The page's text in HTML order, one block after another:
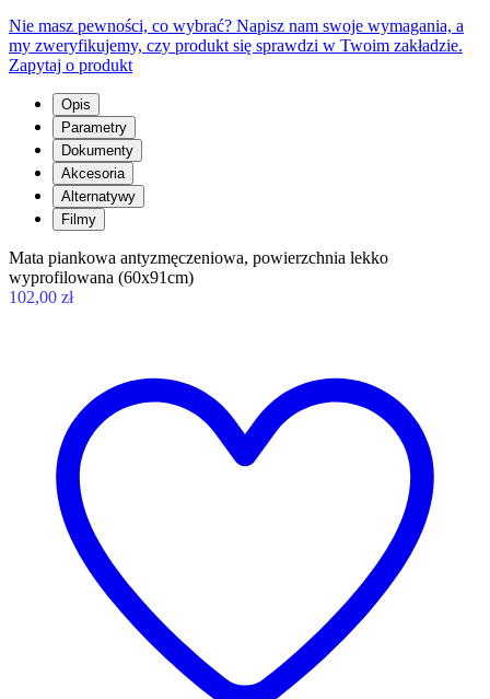
Nie masz pewności, co wybrać? Napisz nam swoje wymagania, a
my zweryfikujemy, czy produkt się sprawdzi w Twoim zakładzie.
Zapytaj o produkt
Opis
Parametry
Dokumenty
Akcesoria
Alternatywy
Filmy
Mata piankowa antyzmęczeniowa, powierzchnia lekko
wyprofilowana (60x91cm)
102,00 zł